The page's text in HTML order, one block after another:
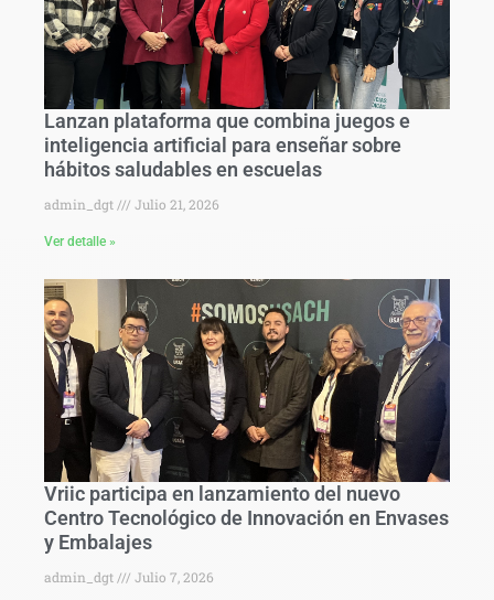
Lanzan plataforma que combina juegos e
inteligencia artificial para enseñar sobre
hábitos saludables en escuelas
admin_dgt Julio 21, 2026
Ver detalle »
Vriic participa en lanzamiento del nuevo
Centro Tecnológico de Innovación en Envases
y Embalajes
admin_dgt Julio 7, 2026